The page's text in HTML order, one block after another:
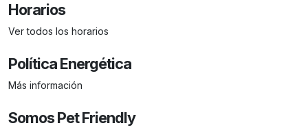
Horarios
Ver todos los horarios
Política Energética
Más información
Somos Pet Friendly